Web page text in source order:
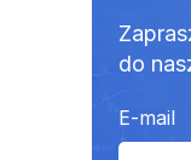
do
E-mail